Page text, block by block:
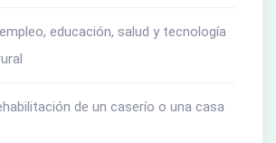
educación, salud y tecnología
de un caserío o una casa